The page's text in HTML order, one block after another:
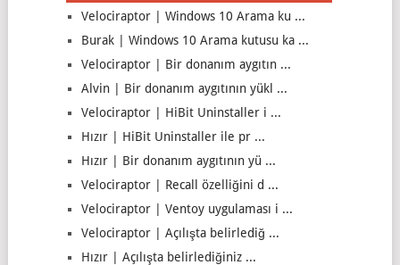
Velociraptor | Windows 10 Arama ku ...
Burak | Windows 10 Arama kutusu ka ...
Velociraptor | Bir donanım aygıtın ...
Alvin | Bir donanım aygıtının yükl ...
Velociraptor | HiBit Uninstaller i ...
Hızır | HiBit Uninstaller ile pr ...
Hızır | Bir donanım aygıtının yü ...
Velociraptor | Recall özelliğini d ...
Velociraptor | Ventoy uygulaması i ...
Velociraptor | Açılışta belirlediğ ...
Hızır | Açılışta belirlediğiniz ...